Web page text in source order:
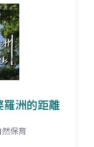
羅洲的距離
然保育